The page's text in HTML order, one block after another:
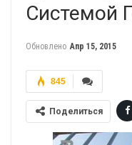
Системой
Обновлено Апр 15, 2015
845
Поделиться